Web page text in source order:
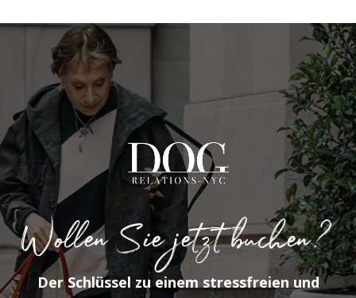
Wollen Sie jetzt buchen?
Der Schlüssel zu einem stressfreien und